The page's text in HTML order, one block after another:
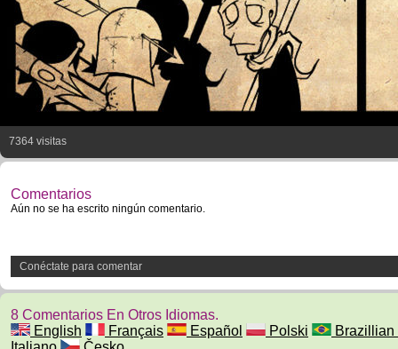
7364 visitas
Comentarios
Aún no se ha escrito ningún comentario.
Conéctate para comentar
8 Comentarios En Otros Idiomas.
English
Français Español Polski
Brazillian